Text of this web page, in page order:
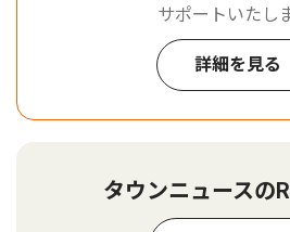
サポートいたし
詳細を見る
タウンニュースの